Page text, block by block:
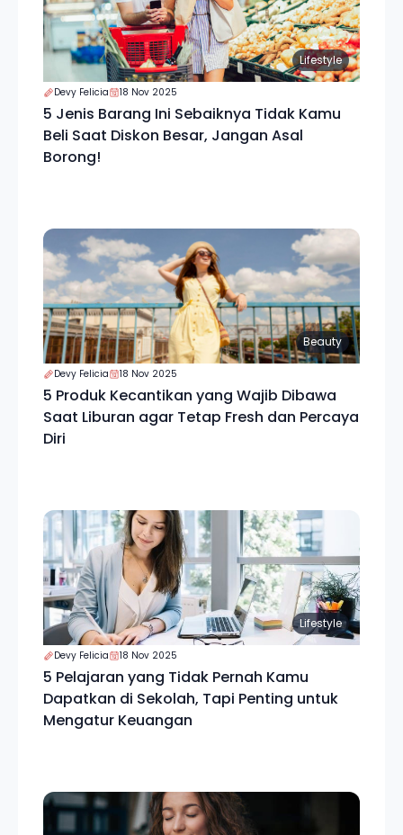
Lifestyle
Devy Felicia 18 Nov 2025
5 Jenis Barang Ini Sebaiknya Tidak Kamu
Beli Saat Diskon Besar, Jangan Asal
Borong!
Beauty
Devy Felicia 18 Nov 2025
5 Produk Kecantikan yang Wajib Dibawa
Saat Liburan agar Tetap Fresh dan Percaya
Diri
Lifestyle
Devy Felicia 18 Nov 2025
5 Pelajaran yang Tidak Pernah Kamu
Dapatkan di Sekolah, Tapi Penting untuk
Mengatur Keuangan